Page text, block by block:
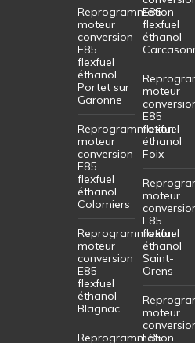
Reprogrammation
moteur
conversion
E85
flexfuel
éthanol
Portet sur
Garonne
Reprogrammation
moteur
conversion
E85
flexfuel
éthanol
Colomiers
Reprogrammation
moteur
conversion
E85
flexfuel
éthanol
Blagnac
Reprogrammation
E85
flexfuel
éthanol
moteur
E85
flexfuel
éthanol
Foix
moteur
E85
flexfuel
éthanol
Saint-
Orens
moteur
E85